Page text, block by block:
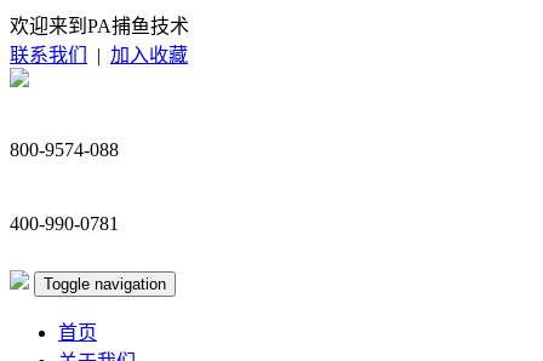
欢迎来到PA捕鱼技术
联系我们
| 加入收藏
800-9574-088
400-990-0781
Toggle navigation
首页